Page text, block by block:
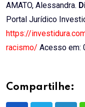
AMATO, Alessandra.
Portal Jurídico
https://
racismo/ Acesso em:
Compartilhe: